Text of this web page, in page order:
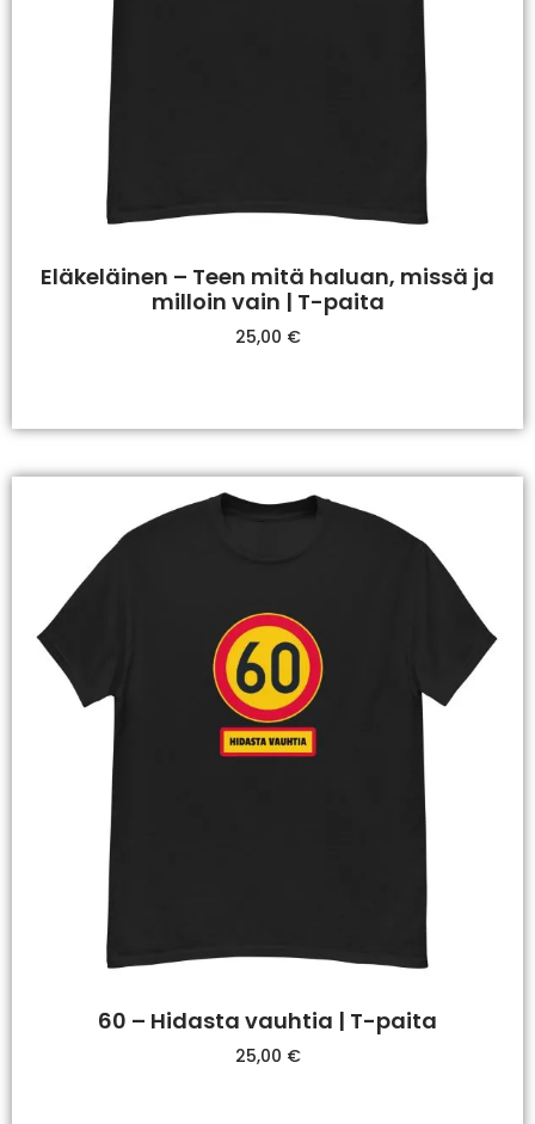
Eläkeläinen – Teen mitä haluan, missä ja
milloin vain | T-paita
25,00 €
60 – Hidasta vauhtia | T-paita
25,00 €